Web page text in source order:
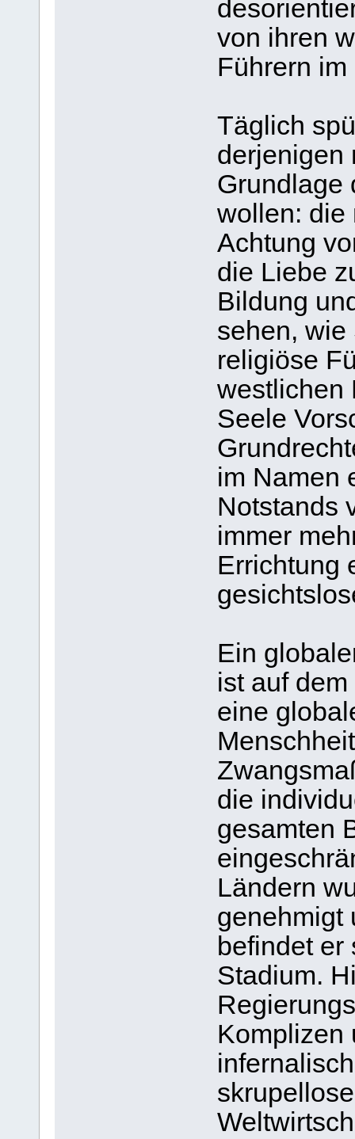
von ihren
Führern
Täglich
derjenigen
Grundlage
wollen: die
Achtung
die Liebe
Bildung
sehen, wie
religiöse
westlichen
Seele
im Namen
Notstands
immer
Errichtung
Ein
ist auf
eine
die
gesamten
Ländern
genehmigt
befindet er
Stadium.
Komplizen